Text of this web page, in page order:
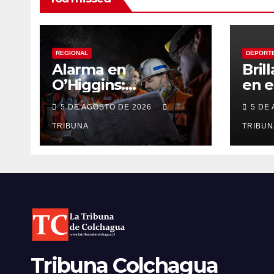
REGIONAL
Alarma en
O’Higgins:
Suspensión de
Andes Norte golpea
con fuerza el
empleo y la
5 DE AGOSTO DE 2026
TRIBUNA
en
de5 DE
Tribuna Colchagua